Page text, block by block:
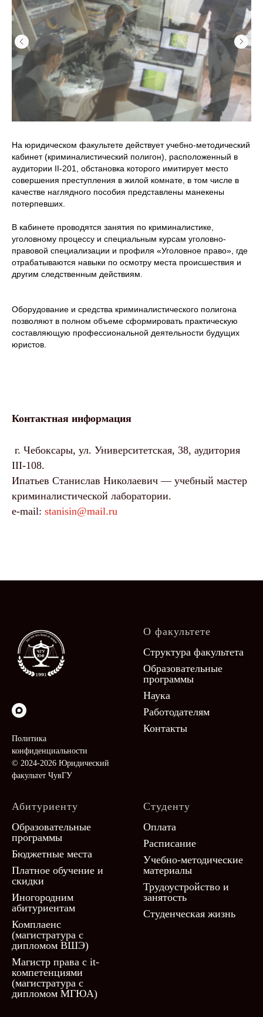
На юридическом факультете действует учебно-методический
кабинет (криминалистический полигон), расположенный в
аудитории II-201, обстановка которого имитирует место
совершения преступления в жилой комнате, в том числе в
качестве наглядного пособия представлены манекены
потерпевших.
В кабинете проводятся занятия по криминалистике,
уголовному процессу и специальным курсам уголовно-
правовой специализации и профиля «Уголовное право», где
отрабатываются навыки по осмотру места происшествия и
другим следственным действиям.
Оборудование и средства криминалистического полигона
позволяют в полном объеме сформировать практическую
составляющую профессиональной деятельности будущих
юристов.
Контактная информация
г. Чебоксары, ул. Университетская, 38, аудитория
III-108.
Ипатьев Станислав Николаевич — учебный мастер
криминалистической лаборатории.
e-mail: stanisin@mail.ru
Политика
конфиденциальности
© 2024-2026 Юридический
факультет ЧувГУ
О факультете
Структура факультета
Образовательные
программы
Наука
Работодателям
Контакты
Абитуриенту
Образовательные
программы
Бюджетные места
Платное обучение и
скидки
Иногородним
абитуриентам
Комплаенс
(магистратура с
дипломом ВШЭ)
Магистр права с it-
компетенциями
(магистратура с
дипломом МГЮА)
Студенту
Оплата
Расписание
Учебно-методические
материалы
Трудоустройство и
занятость
Студенческая жизнь